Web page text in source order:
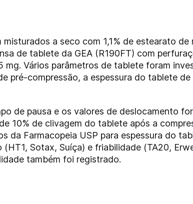
a seco com 1,1% de estearato
de tablete da GEA (R190FT) com
Vários parâmetros de tablete foram
pré-compressão, a espessura do tablete
de pausa e os valores de deslocamento
10% de clivagem do tablete após a
da Farmacopeia USP para espessura do
Sotax, Suíça) e friabilidade (TA20,
também foi registrado.